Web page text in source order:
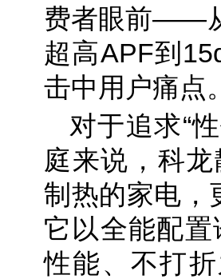
费者眼前——
超高APF到
击中用户痛点。
对于追求“
庭来说，科
制热的家电，
它以全能配
性能、不打